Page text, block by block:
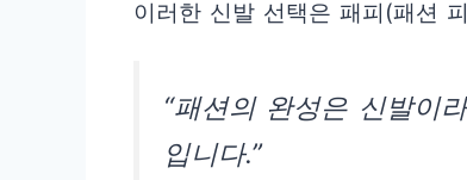
이러한 신발 선택은 패피(패션
“패션의 완성은 신발이
입니다.”